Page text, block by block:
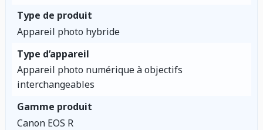
Type de produit
Appareil photo hybride
Type d’appareil
Appareil photo numérique à objectifs
interchangeables
Gamme produit
Canon EOS R